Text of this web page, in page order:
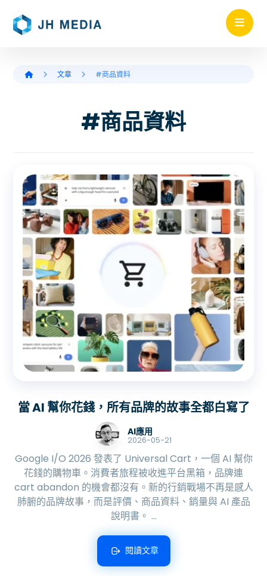
文章 #商品資料
#商品資料
當 AI 幫你花錢，所有品牌的故事全都白寫了
AI應用
2026-05-21
Google I/O 2026 發表了 Universal Cart，一個 AI 幫你
花錢的購物車。消費者旅程被收進平台黑箱，品牌連
cart abandon 的機會都沒有。新的行銷戰場不再是感人
肺腑的品牌故事，而是評價、商品資料、銷量與 AI 產品
說明書。 ...
閱讀文章